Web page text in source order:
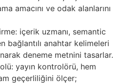
amacını ve odak alanlarını
içerik uzmanı, semantic
bağlantılı anahtar kelimeleri
deneme metnini tasarlar.
yayın kontrolörü, hem
geçerliliğini ölçer;